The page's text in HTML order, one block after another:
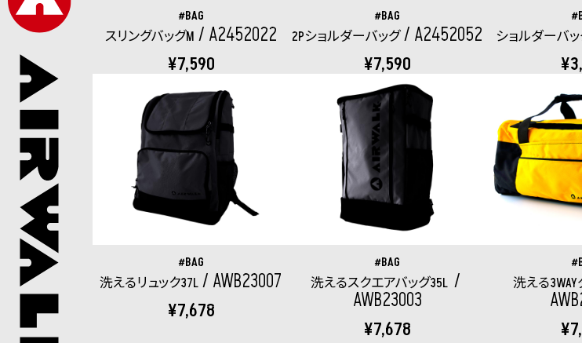
BAG
スリングバッグM A2452022
¥7,590
BAG
2Pショルダーバッグ A2452052
¥7,590
ショルダーバ
BAG
洗えるリュック37L AWB23007
¥7,678
BAG
洗えるスクエアバッグ35L
AWB23003
¥7,678
洗える